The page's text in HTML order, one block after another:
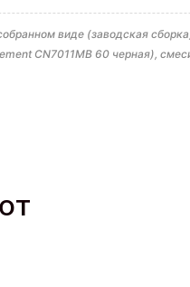
виде (заводская
CN7011MB 60 черная),